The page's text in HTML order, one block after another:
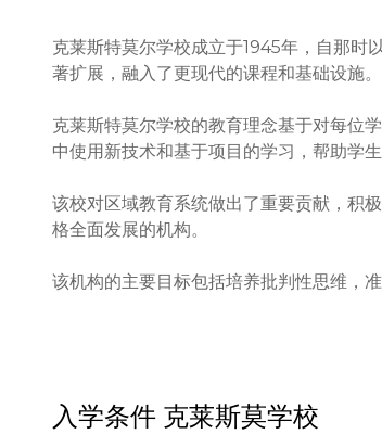
克莱斯特莫尔学校成立于1945年，自那时
著扩展，融入了更现代的课程和基础设施
克莱斯特莫尔学校的教育理念基于对每位
中使用新技术和基于项目的学习，帮助学
该校对区域教育系统做出了重要贡献，积
格全面发展的机构。
该机构的主要目标包括培养批判性思维，
入学条件 克莱斯莫学校